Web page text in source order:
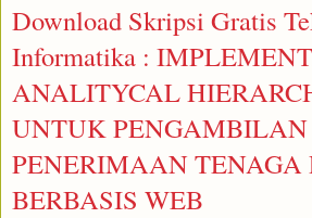
Download Skripsi Gratis
Informatika :
ANALITYCAL
UNTUK
PENERIMAAN TENAGA
BERBASIS WEB